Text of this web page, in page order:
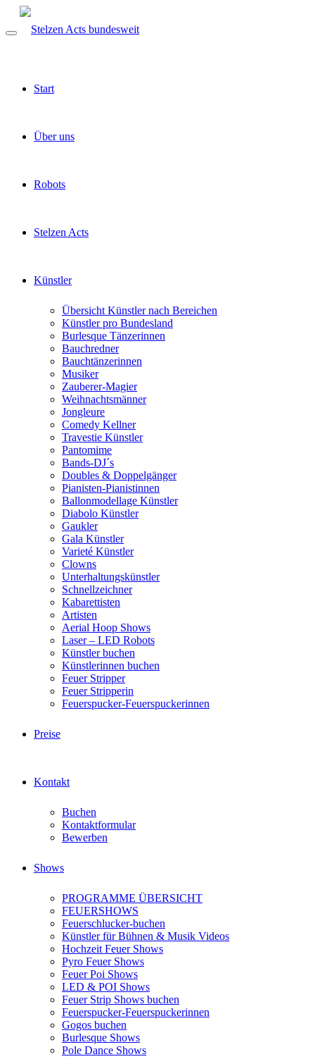
Start
Über uns
Robots
Stelzen Acts
Künstler
Übersicht Künstler nach Bereichen
Künstler pro Bundesland
Burlesque Tänzerinnen
Bauchredner
Bauchtänzerinnen
Musiker
Zauberer-Magier
Weihnachtsmänner
Jongleure
Comedy Kellner
Travestie Künstler
Pantomime
Bands-DJ´s
Doubles & Doppelgänger
Pianisten-Pianistinnen
Ballonmodellage Künstler
Diabolo Künstler
Gaukler
Gala Künstler
Varieté Künstler
Clowns
Unterhaltungskünstler
Schnellzeichner
Kabarettisten
Artisten
Aerial Hoop Shows
Laser – LED Robots
Künstler buchen
Künstlerinnen buchen
Feuer Stripper
Feuer Stripperin
Feuerspucker-Feuerspuckerinnen
Preise
Kontakt
Buchen
Kontaktformular
Bewerben
Shows
PROGRAMME ÜBERSICHT
FEUERSHOWS
Feuerschlucker-buchen
Künstler für Bühnen & Musik Videos
Hochzeit Feuer Shows
Pyro Feuer Shows
Feuer Poi Shows
LED & POI Shows
Feuer Strip Shows buchen
Feuerspucker-Feuerspuckerinnen
Gogos buchen
Burlesque Shows
Pole Dance Shows